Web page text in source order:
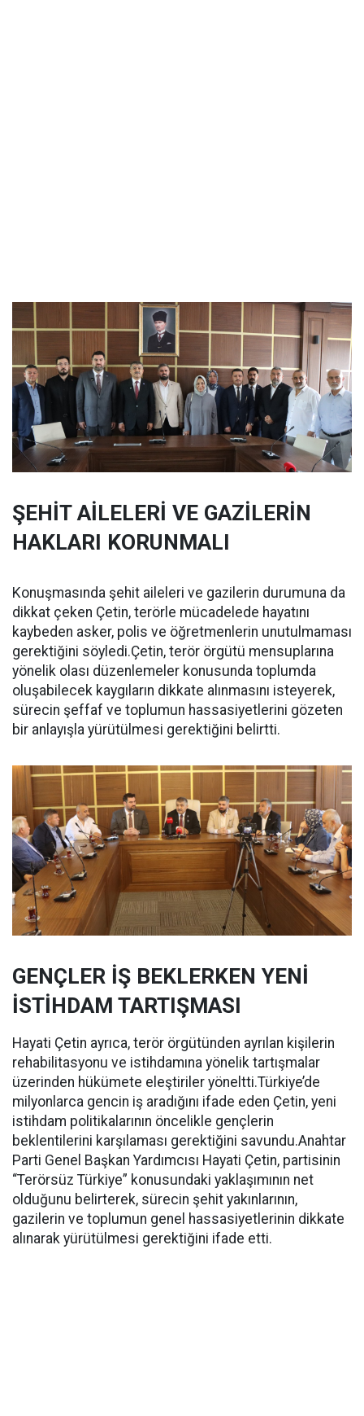
ŞEHİT AİLELERİ VE GAZİLERİN
HAKLARI KORUNMALI
Konuşmasında şehit aileleri ve gazilerin durumuna da
dikkat çeken Çetin, terörle mücadelede hayatını
kaybeden asker, polis ve öğretmenlerin unutulmaması
gerektiğini söyledi.Çetin, terör örgütü mensuplarına
yönelik olası düzenlemeler konusunda toplumda
oluşabilecek kaygıların dikkate alınmasını isteyerek,
sürecin şeffaf ve toplumun hassasiyetlerini gözeten
bir anlayışla yürütülmesi gerektiğini belirtti.
GENÇLER İŞ BEKLERKEN YENİ
İSTİHDAM TARTIŞMASI
Hayati Çetin ayrıca, terör örgütünden ayrılan kişilerin
rehabilitasyonu ve istihdamına yönelik tartışmalar
üzerinden hükümete eleştiriler yöneltti.Türkiye’de
milyonlarca gencin iş aradığını ifade eden Çetin, yeni
istihdam politikalarının öncelikle gençlerin
beklentilerini karşılaması gerektiğini savundu.Anahtar
Parti Genel Başkan Yardımcısı Hayati Çetin, partisinin
“Terörsüz Türkiye” konusundaki yaklaşımının net
olduğunu belirterek, sürecin şehit yakınlarının,
gazilerin ve toplumun genel hassasiyetlerinin dikkate
alınarak yürütülmesi gerektiğini ifade etti.